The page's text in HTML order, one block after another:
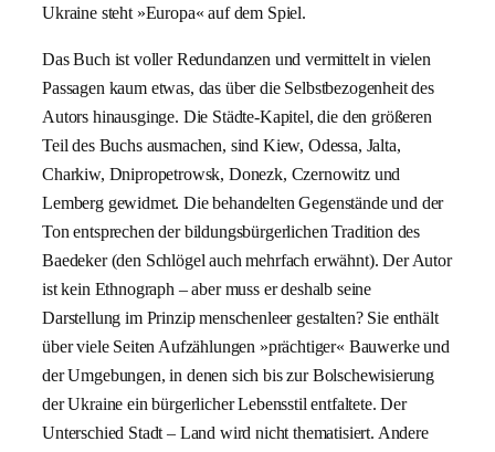
Ukraine steht »Europa« auf dem Spiel.
Das Buch ist voller Redundanzen und vermittelt in vielen
Passagen kaum etwas, das über die Selbstbezogenheit des
Autors hinausginge. Die Städte-Kapitel, die den größeren
Teil des Buchs ausmachen, sind Kiew, Odessa, Jalta,
Charkiw, Dnipropetrowsk, Donezk, Czernowitz und
Lemberg gewidmet. Die behandelten Gegenstände und der
Ton entsprechen der bildungsbürgerlichen Tradition des
Baedeker (den Schlögel auch mehrfach erwähnt). Der Autor
ist kein Ethnograph – aber muss er deshalb seine
Darstellung im Prinzip menschenleer gestalten? Sie enthält
über viele Seiten Aufzählungen »prächtiger« Bauwerke und
der Umgebungen, in denen sich bis zur Bolschewisierung
der Ukraine ein bürgerlicher Lebensstil entfaltete. Der
Unterschied Stadt – Land wird nicht thematisiert. Andere